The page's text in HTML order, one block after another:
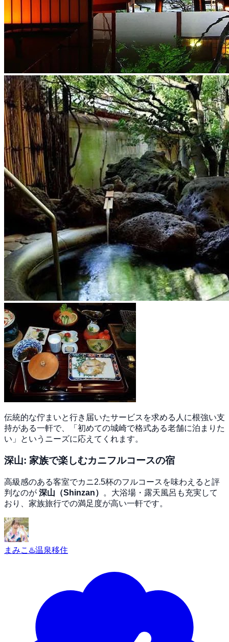
伝統的な佇まいと行き届いたサービスを求める人に根強い支
持がある一軒で、「初めての城崎で格式ある老舗に泊まりた
い」というニーズに応えてくれます。
深山: 家族で楽しむカニフルコースの宿
高級感のある客室でカニ2.5杯のフルコースを味わえると評
判なのが 深山（Shinzan）
。大浴場・露天風呂も充実して
おり、家族旅行での満足度が高い一軒です。
まみこ♨️温泉移住